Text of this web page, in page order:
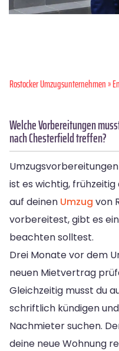
Rostocker Umzugsunternehmen»
Welche Vorbereitungen
nach Chesterfield treffen?
ist es wichtig,
auf deinen Umzug von
vorbereitest, gibt es
beachten solltest.
Drei Monate vor dem
neuen Mietvertrag
Gleichzeitig musst du
schriftlich kündigen
Nachmieter suchen.
deine neue Wohnung